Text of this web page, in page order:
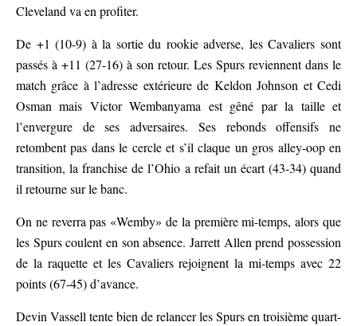
Cleveland va en profiter.
De +1 (10-9) à la sortie du rookie adverse, les Cavaliers sont
passés à +11 (27-16) à son retour. Les Spurs reviennent dans le
match grâce à l’adresse extérieure de Keldon Johnson et Cedi
Osman mais Victor Wembanyama est gêné par la taille et
l’envergure de ses adversaires. Ses rebonds offensifs ne
retombent pas dans le cercle et s’il claque un gros alley-oop en
transition, la franchise de l’Ohio a refait un écart (43-34) quand
il retourne sur le banc.
On ne reverra pas «Wemby» de la première mi-temps, alors que
les Spurs coulent en son absence. Jarrett Allen prend possession
de la raquette et les Cavaliers rejoignent la mi-temps avec 22
points (67-45) d’avance.
Devin Vassell tente bien de relancer les Spurs en troisième quart-